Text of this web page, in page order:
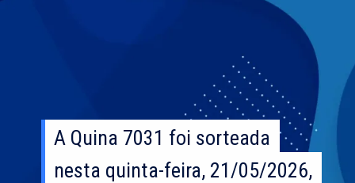
A Quina 7031 foi sorteada
nesta quinta-feira, 21/05/2026,
A Quina 7031 foi sorteada
nesta quinta-feira, 21/05/2026,